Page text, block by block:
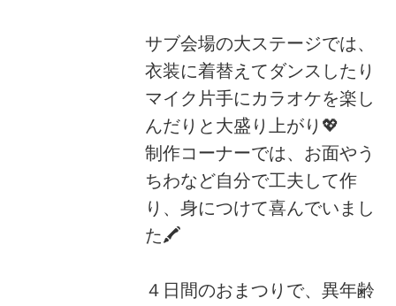
サブ会場の大ステージでは、
衣装に着替えてダンスしたり
マイク片手にカラオケを楽し
んだりと大盛り上がり💖
制作コーナーでは、お面やう
ちわなど自分で工夫して作
り、身につけて喜んでいまし
た🖍️
４日間のおまつりで、異年齢